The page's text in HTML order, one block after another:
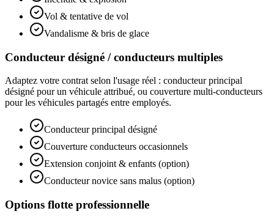
Vol & tentative de vol
Vandalisme & bris de glace
Conducteur désigné / conducteurs multiples
Adaptez votre contrat selon l'usage réel : conducteur principal
désigné pour un véhicule attribué, ou couverture multi-conducteurs
pour les véhicules partagés entre employés.
Conducteur principal désigné
Couverture conducteurs occasionnels
Extension conjoint & enfants (option)
Conducteur novice sans malus (option)
Options flotte professionnelle